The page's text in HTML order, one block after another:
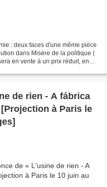
: deux faces d'une même pièce
dans Misère de la politique (
en vente à un prix réduit, en
de rien - A fábrica
à Paris le